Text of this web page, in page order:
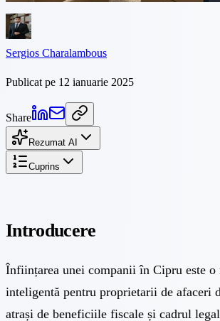
Sergios Charalambous
Publicat pe 12 ianuarie 2025
Share
Rezumat AI
Cuprins
Introducere
Înființarea unei companii în Cipru este o
inteligentă pentru proprietarii de afaceri
atrași de beneficiile fiscale și cadrul